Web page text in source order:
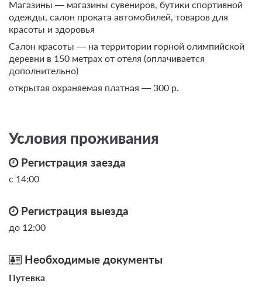
OTA +10%, Summer 2026, Без питания
Бесплатная отмена до 20 августа 2026 09:59; При отмене
оплата не возвращается с 20 августа 2026 10:00
Требуется внесение 100% предоплаты на условиях 10%
сейчас и 90% до 17.08.2026, 14:00
8 470 Забронировать
Магазины — магазины сувениров, бутики спортивной
одежды, салон проката автомобилей, товаров для
красоты и здоровья
Салон красоты — на территории горной олимпийской
деревни в 150 метрах от отеля (оплачивается
дополнительно)
открытая охраняемая платная — 300 р.
Условия проживания
Регистрация заезда
с 14:00
Регистрация выезда
до 12:00
Необходимые документы
Путевка